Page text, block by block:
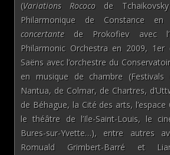
(Variations Rococo de
Philarmonique de Constance
concertantede Prokofiev avec
Philarmonic Orchestra en 2009,
Saëns avec l’orchestre du
en musique de chambre
Nantua, de Colmar, de Chartres,
de Béhague, la Cité des arts,
le théâtre de l’Ile-Saint-Louis, le
Bures-sur-Yvette…), entre autres
Romuald Grimbert-Barré et